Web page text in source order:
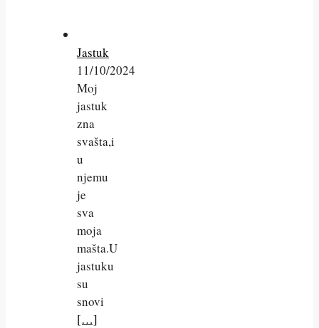
Jastuk
11/10/2024
Moj
jastuk
zna
svašta,i
u
njemu
je
sva
moja
mašta.U
jastuku
su
snovi
[…]